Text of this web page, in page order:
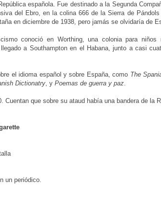
española. Fue destinado a la Segunda
del Ebro, en la colina 666 de la Sierra de Pándols
en diciembre de 1938, pero jamás se olvidaría de
conoció en Worthing, una colonia para niños
a Southampton en el Habana, junto a casi
el idioma español y sobre España, como The
Dictionatry, yPoemas de guerra y paz.
Cuentan que sobre su ataud había una bandera de la
un periódico.